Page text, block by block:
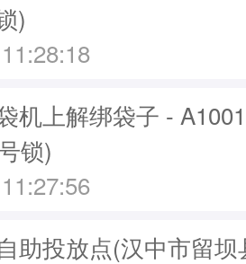
)
机上解绑袋子 -
锁)
助投放点(汉中市留